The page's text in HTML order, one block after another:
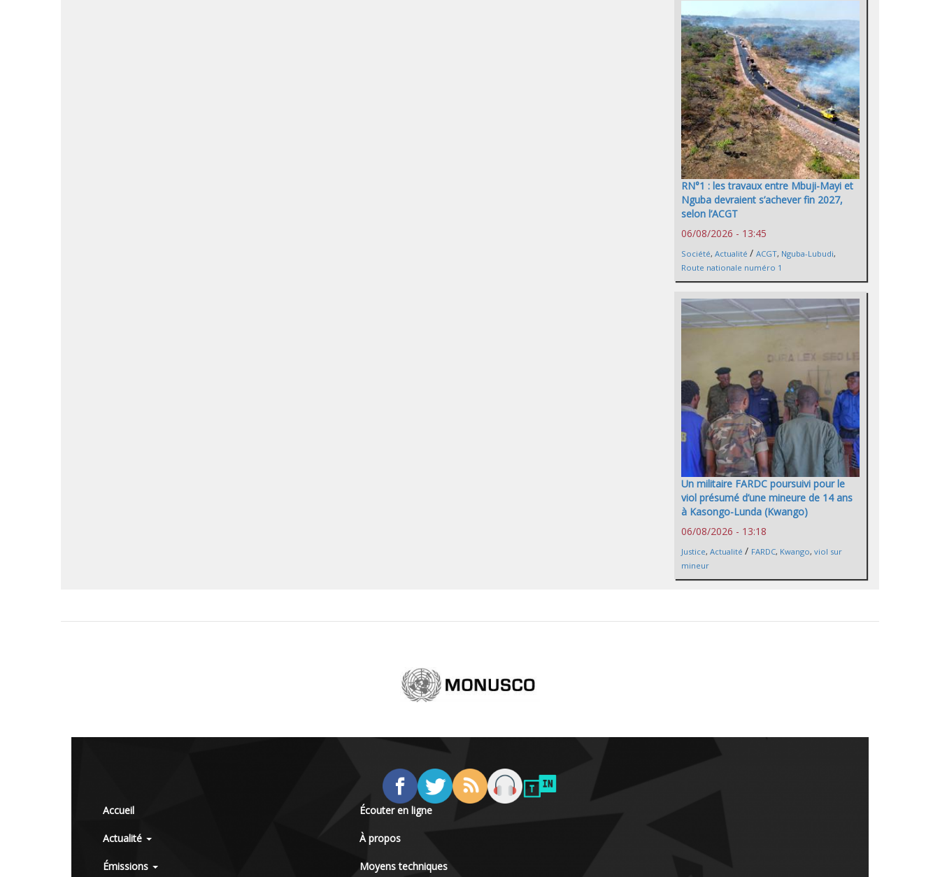
RN°1 : les travaux entre Mbuji-Mayi et
Nguba devraient s’achever fin 2027,
selon l’ACGT
06/08/2026 - 13:45
Société, Actualité / ACGT, Nguba-Lubudi,
Route nationale numéro 1
Un militaire FARDC poursuivi pour le
viol présumé d’une mineure de 14 ans
à Kasongo-Lunda (Kwango)
06/08/2026 - 13:18
Justice, Actualité / FARDC, Kwango, viol sur
mineur
Accueil
Actualité
Émissions
Écouter en ligne
À propos
Moyens techniques